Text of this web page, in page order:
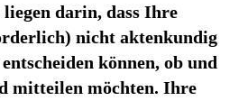
darin, dass Ihre
nicht aktenkundig
können, ob und
mitteilen möchten. Ihre